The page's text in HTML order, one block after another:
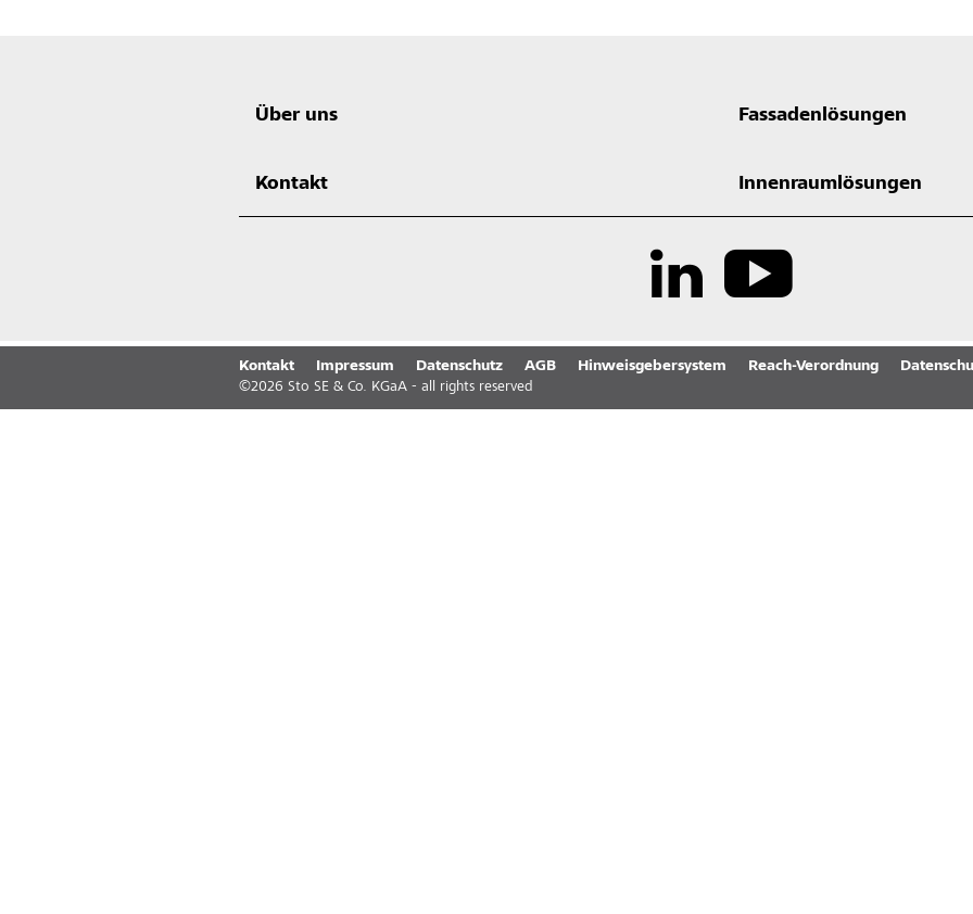
Über uns Fassadenlösungen
Kontakt Innenraumlösungen
Kontakt Impressum Datenschutz AGB Hinweisgebersystem Reach-Verordnung
©2026 Sto SE & Co. KGaA - all rights reserved